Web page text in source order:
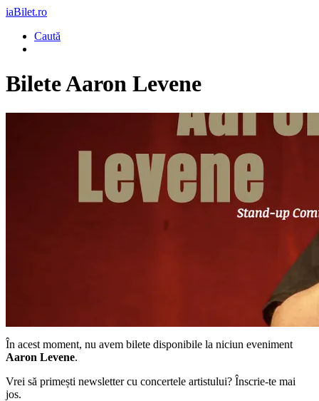
iaBilet.ro
Caută
BileteAaron Levene
În acest moment, nu avem bilete disponibile la niciun eveniment
Aaron Levene.
Vrei să primești newsletter cu concertele artistului? Înscrie-te mai
jos.